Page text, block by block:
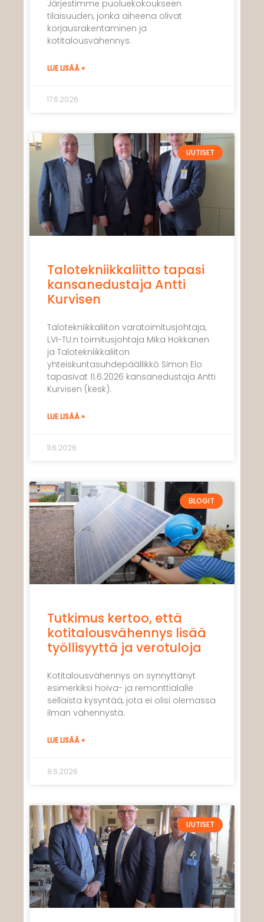
Järjestimme puoluekokoukseen
tilaisuuden, jonka aiheena olivat
korjausrakentaminen ja
kotitalousvähennys.
LUE LISÄÄ »
17.6.2026
UUTISET
Talotekniikkaliitto tapasi
kansanedustaja Antti
Kurvisen
Talotekniikkaliiton varatoimitusjohtaja,
LVI-TU:n toimitusjohtaja Mika Hokkanen
ja Talotekniikkaliiton
yhteiskuntasuhdepäällikkö Simon Elo
tapasivat 11.6.2026 kansanedustaja Antti
Kurvisen (kesk).
LUE LISÄÄ »
11.6.2026
BLOGIT
Tutkimus kertoo, että
kotitalousvähennys lisää
työllisyyttä ja verotuloja
Kotitalousvähennys on synnyttänyt
esimerkiksi hoiva- ja remonttialalle
sellaista kysyntää, jota ei olisi olemassa
ilman vähennystä.
LUE LISÄÄ »
8.6.2026
UUTISET